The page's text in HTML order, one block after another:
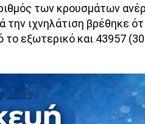
των κρουσμάτων
την ιχνηλάτιση βρέθηκε
το εξωτερικό και 43957